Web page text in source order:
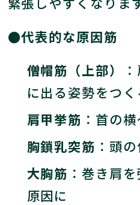
●代表的な原因筋
僧帽筋（上部）
に出る姿勢をつく
肩甲挙筋 ：首の
胸鎖乳突筋 ：頭
大胸筋 ：巻き肩
原因に